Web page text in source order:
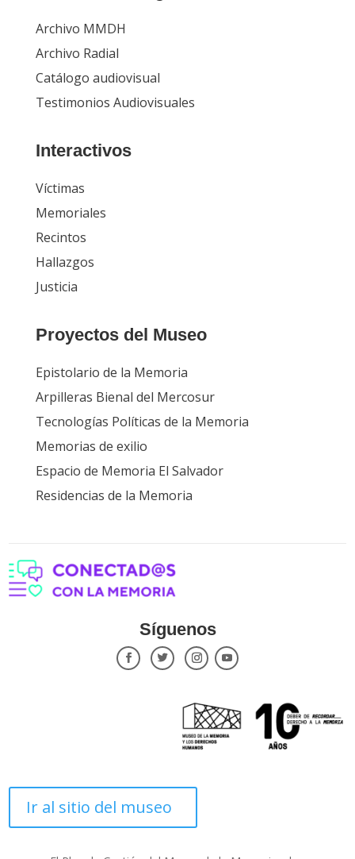
Archivo MMDH
Archivo Radial
Catálogo audiovisual
Testimonios Audiovisuales
Interactivos
Víctimas
Memoriales
Recintos
Hallazgos
Justicia
Proyectos del Museo
Epistolario de la Memoria
Arpilleras Bienal del Mercosur
Tecnologías Políticas de la Memoria
Memorias de exilio
Espacio de Memoria El Salvador
Residencias de la Memoria
Síguenos
Ir al sitio del museo